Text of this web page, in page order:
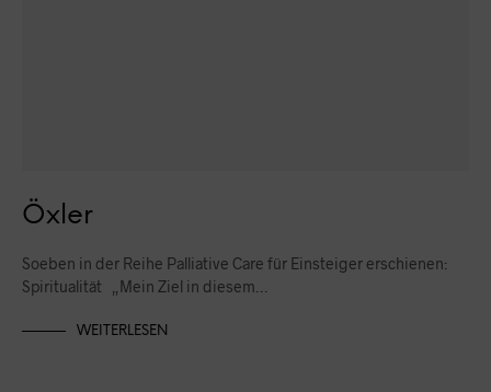
Öxler
Soeben in der Reihe Palliative Care für Einsteiger erschienen:
Spiritualität „Mein Ziel in diesem…
WEITERLESEN